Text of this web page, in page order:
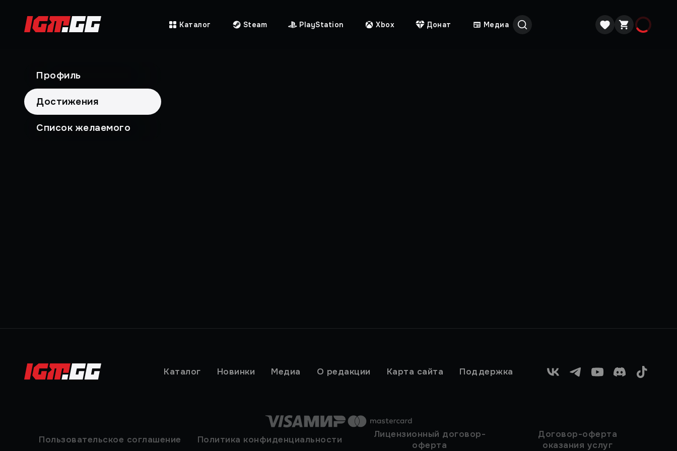
Каталог Steam PlayStation Xbox Донат Медиа
Профиль
Достижения
Список желаемого
Каталог Новинки Медиа О редакции Карта сайта Поддержка VK TelegramYouTubeDiscordTikTok
Пользовательское соглашение Политика конфиденциальности
Лицензионный договор-
оферта
Договор-оферта
оказания услуг